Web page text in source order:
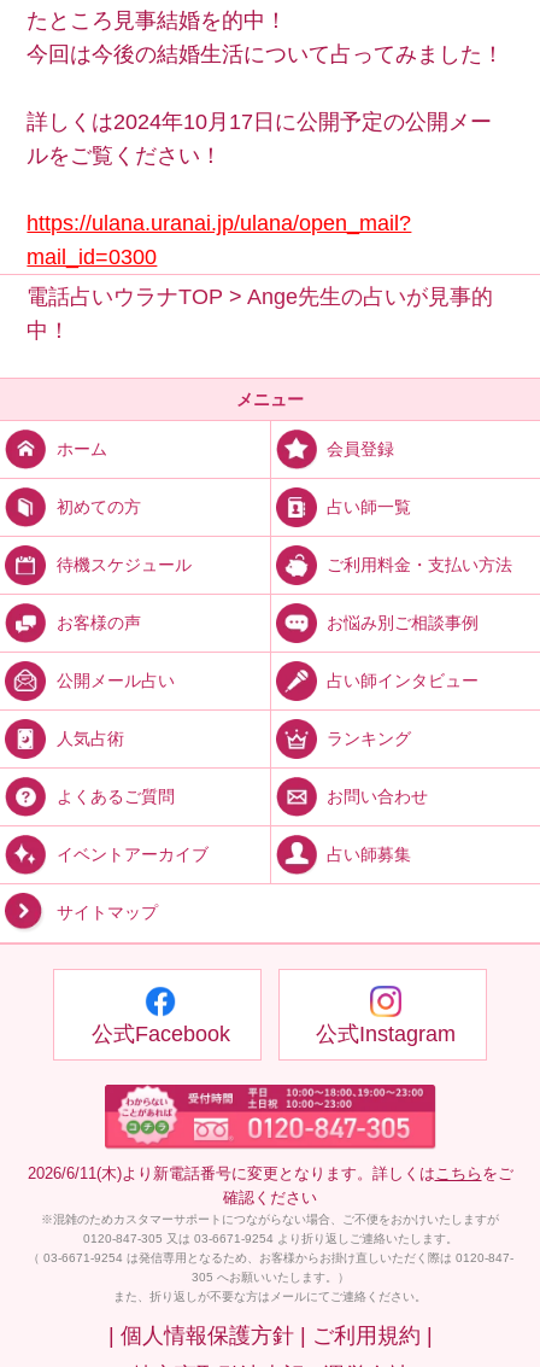
たところ見事結婚を的中！
今回は今後の結婚生活について占ってみました！
詳しくは2024年10月17日に公開予定の公開メー
ルをご覧ください！
https://ulana.uranai.jp/ulana/open_mail?
mail_id=0300
電話占いウラナTOP >Ange先生の占いが見事的
中！
メニュー
ホーム 会員登録
初めての方 占い師一覧
待機スケジュール ご利用料金・支払い方法
お客様の声 お悩み別ご相談事例
公開メール占い 占い師インタビュー
人気占術 ランキング
よくあるご質問 お問い合わせ
イベントアーカイブ 占い師募集
サイトマップ
公式Facebook 公式Instagram
2026/6/11(木)より新電話番号に変更となります。詳しくはこちら をご
確認ください
※混雑のためカスタマーサポートにつながらない場合、ご不便をおかけいたしますが
0120-847-305 又は 03-6671-9254 より折り返しご連絡いたします。
（ 03-6671-9254 は発信専用となるため、お客様からお掛け直しいただく際は 0120-847-
305 へお願いいたします。）
また、折り返しが不要な方はメールにてご連絡ください。
| 個人情報保護方針 |
ご利用規約 |